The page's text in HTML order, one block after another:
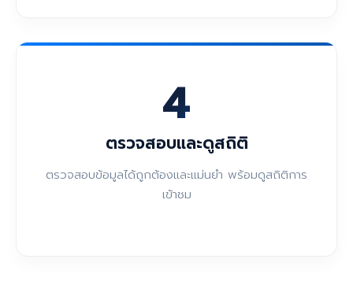
4
ตรวจสอบและดูสถิติ
ตรวจสอบข้อมูลได้ถูกต้องและแม่นยำ พร้อมดูสถิติการ
เข้าชม